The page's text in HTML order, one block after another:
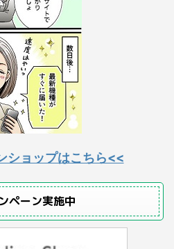
ショップはこちら<<
ペーン実施中